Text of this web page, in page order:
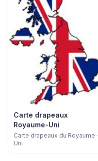
Carte drapeaux
Royaume-Uni
Carte drapeaux du Royaume-
Uni